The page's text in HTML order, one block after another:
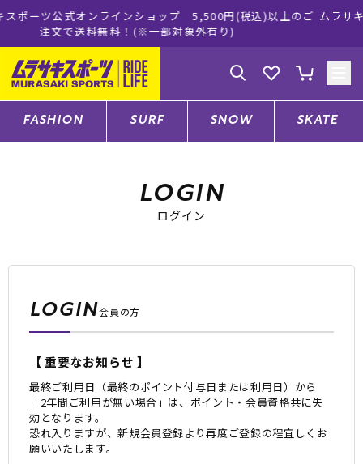
ョップ 5,500円(税込)以上のご
一部対象外有り)
ムラサキスポーツ公式オンライ
ゲスト様
ログイン 会員登録
スノーTOP
スケートTOP
FASHION SURF SNOW SKATE
LOGIN
ログイン
LOGIN会員の方
【 重要なお知らせ 】
最終ご利用日（最終のポイント付与日または利用日）から
「2年間ご利用が無い場合」は、ポイント・会員資格共に失
効となります。
恐れ入りますが、新規会員登録より再度ご登録の程宜しくお
願いいたします。